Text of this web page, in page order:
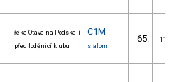
řeka Otava na Podskalí
před loděnicí klubu
C1M
slalom
65. 11/ZM